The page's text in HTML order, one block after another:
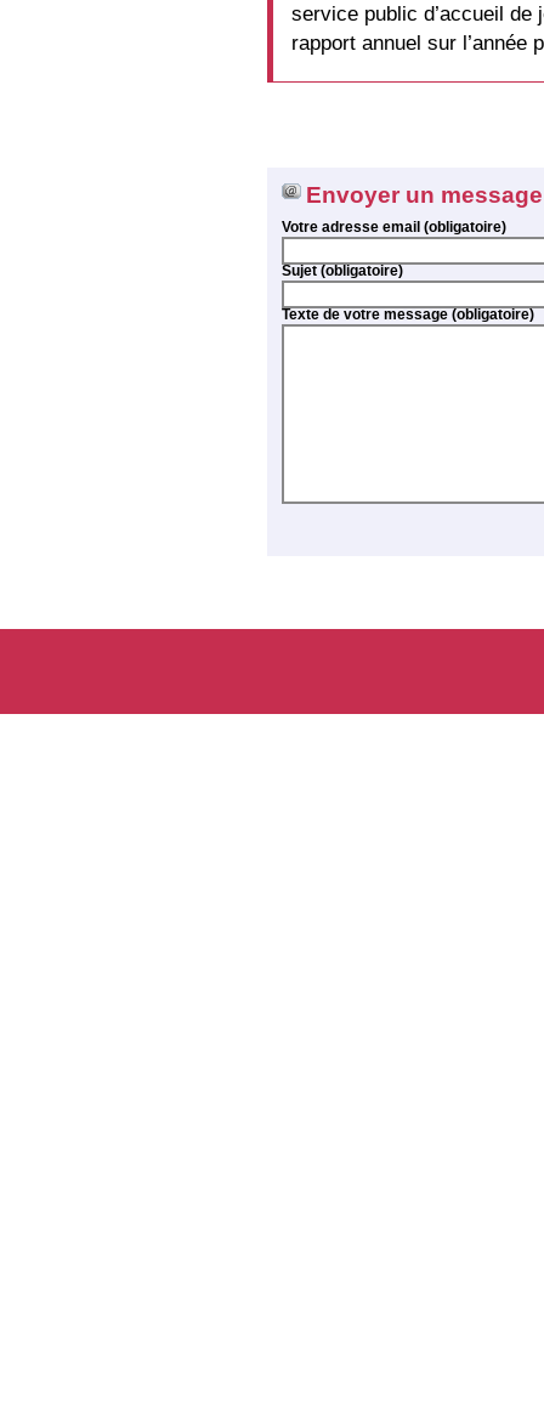
service public d’accueil de
rapport annuel sur
Envoyer un message
Votre adresse email (obligatoire)
Sujet (obligatoire)
Texte de votre message (obligatoire)